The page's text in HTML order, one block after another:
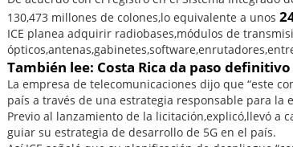
130,473 millones de colones,lo equivalente a unos
ICE planea adquirir radiobases,módulos de
También lee: Costa Rica da paso
La empresa de telecomunicaciones dijo que “este
país a través de una estrategia responsable para la
Previo al lanzamiento de la licitación,explicó,llevó a
guiar su estrategia de desarrollo de 5G en el país.